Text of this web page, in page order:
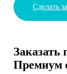
Сделать
Заказать
Премиум